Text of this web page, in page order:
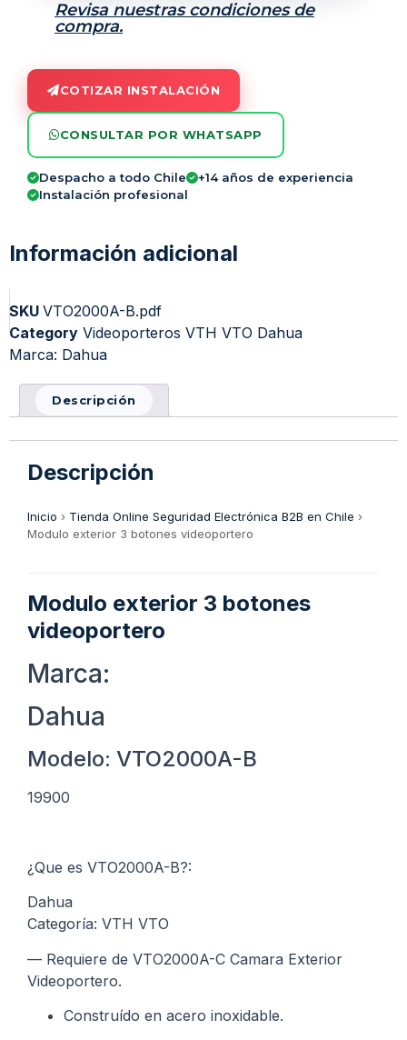
Revisa nuestras condiciones de
compra.
COTIZAR INSTALACIÓN
CONSULTAR POR WHATSAPP
Despacho a todo Chile
+14 años de experiencia
Instalación profesional
Información adicional
SKU VTO2000A-B.pdf
Category Videoporteros VTH VTO Dahua
Marca: Dahua
Descripción
Descripción
Inicio › Tienda Online Seguridad Electrónica B2B en Chile ›
Modulo exterior 3 botones videoportero
Modulo exterior 3 botones
videoportero
Marca:
Dahua
Modelo: VTO2000A-B
19900
¿Que es VTO2000A-B?:
Dahua
Categoría: VTH VTO
— Requiere de VTO2000A-C Camara Exterior
Videoportero.
Construído en acero inoxidable.